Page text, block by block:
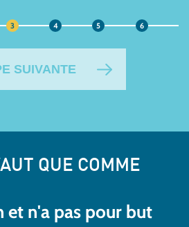
3 4 5 6
SUIVANTE
QUE COMME
et n'a pas pour but